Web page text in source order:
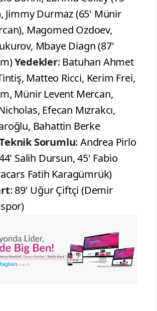
Jimmy Durmaz (65' Münir
Magomed Ozdoev,
Mbaye Diagn (87'
Yedekler: Batuhan Ahmet
Matteo Ricci, Kerim Frei,
Münir Levent Mercan,
Efecan Mızrakcı,
Bahattin Berke
Sorumlu: Andrea Pirlo
Salih Dursun, 45' Fabio
Fatih Karagümrük)
: 89' Uğur Çiftçi (Demir